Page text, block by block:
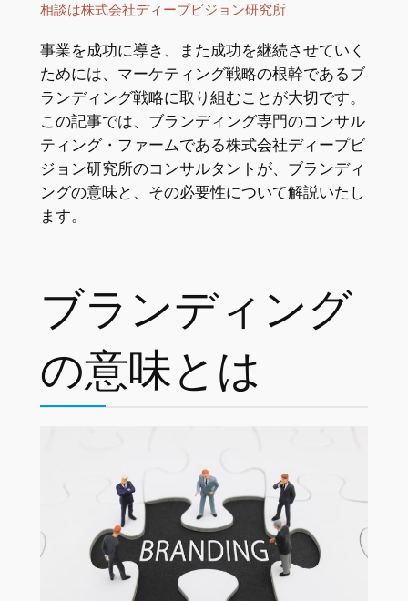
相談は株式会社ディープビジョン研究所
事業を成功に導き、また成功を継続させていく
ためには、マーケティング戦略の根幹であるブ
ランディング戦略に取り組むことが大切です。
この記事では、ブランディング専門のコンサル
ティング・ファームである株式会社ディープビ
ジョン研究所のコンサルタントが、ブランディ
ングの意味と、その必要性について解説いたし
ます。
ブランディング
の意味とは